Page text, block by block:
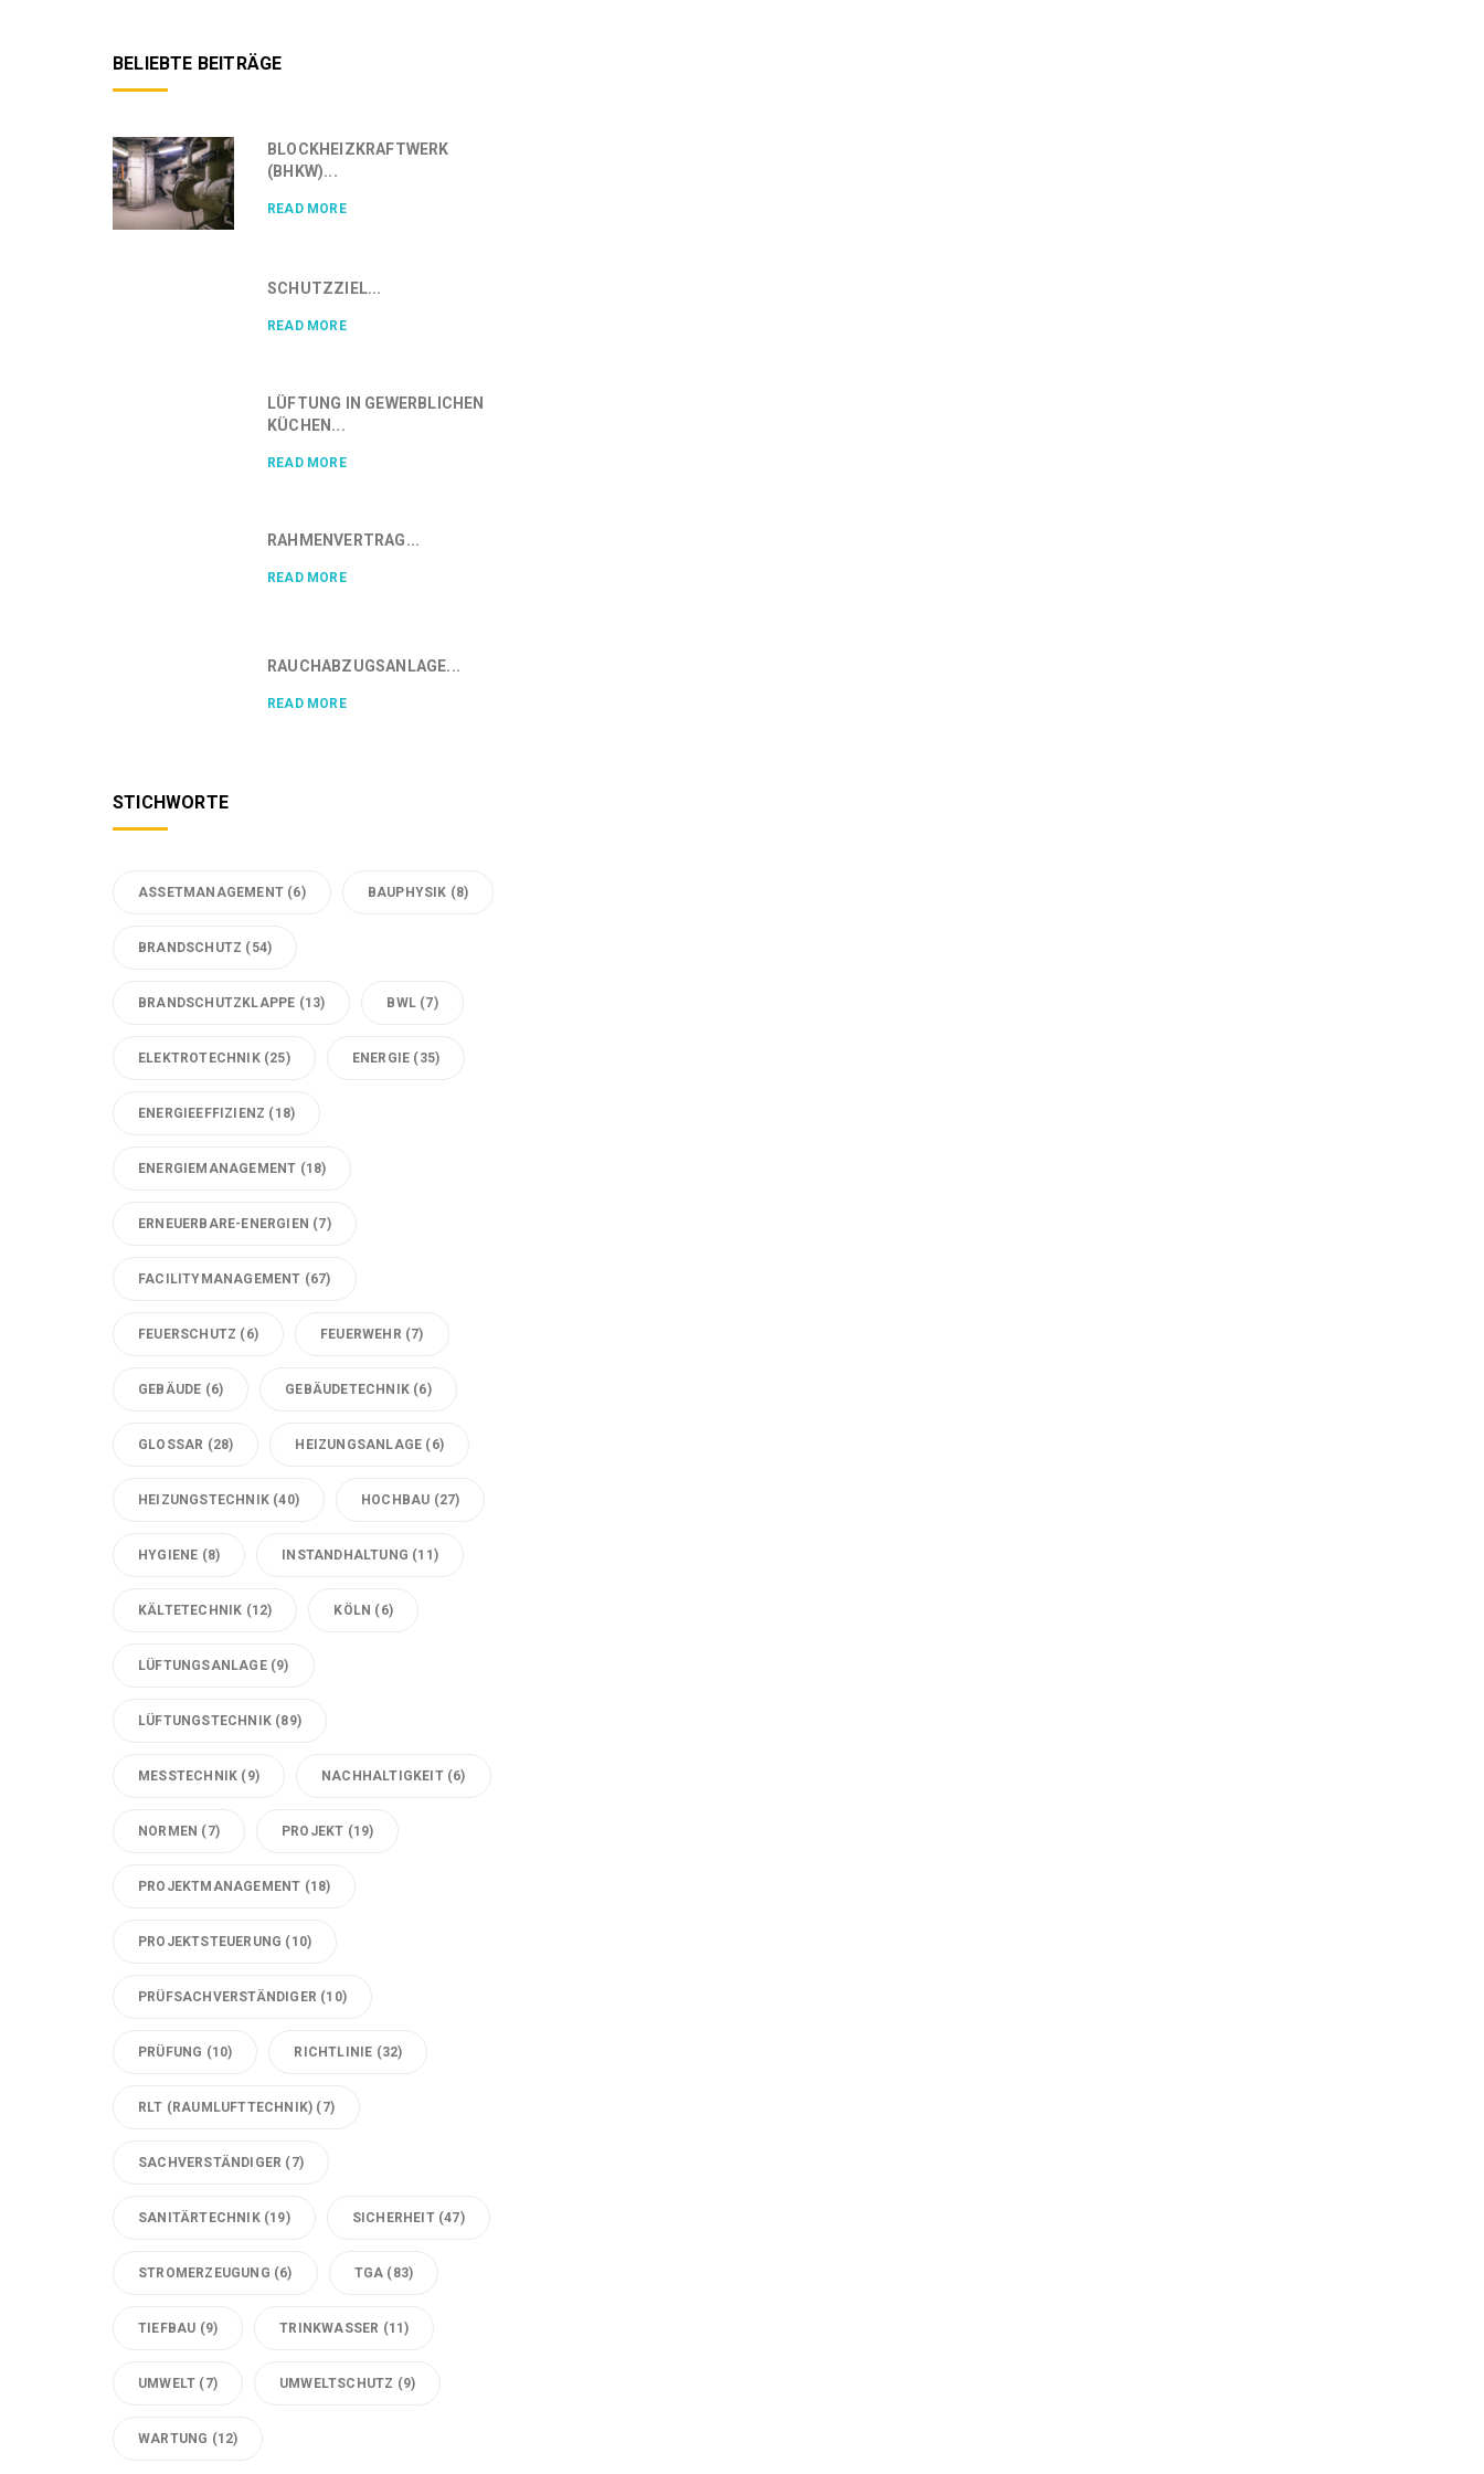
BELIEBTE BEITRÄGE
BLOCKHEIZKRAFTWERK
(BHKW)...
READ MORE
SCHUTZZIEL...
READ MORE
LÜFTUNG IN GEWERBLICHEN
KÜCHEN...
READ MORE
RAHMENVERTRAG...
READ MORE
RAUCHABZUGSANLAGE...
READ MORE
STICHWORTE
ASSETMANAGEMENT (6) BAUPHYSIK (8)
BRANDSCHUTZ (54)
BRANDSCHUTZKLAPPE (13) BWL (7)
ELEKTROTECHNIK(25) ENERGIE (35)
ENERGIEEFFIZIENZ (18)
ENERGIEMANAGEMENT (18)
ERNEUERBARE-ENERGIEN (7)
FACILITYMANAGEMENT (67)
FEUERSCHUTZ (6) FEUERWEHR (7)
GEBÄUDE (6) GEBÄUDETECHNIK (6)
GLOSSAR (28) HEIZUNGSANLAGE (6)
HEIZUNGSTECHNIK (40) HOCHBAU (27)
HYGIENE (8) INSTANDHALTUNG (11)
KÄLTETECHNIK (12) KÖLN (6)
LÜFTUNGSANLAGE(9)
LÜFTUNGSTECHNIK (89)
MESSTECHNIK (9) NACHHALTIGKEIT(6)
NORMEN (7) PROJEKT (19)
PROJEKTMANAGEMENT (18)
PROJEKTSTEUERUNG (10)
PRÜFSACHVERSTÄNDIGER (10)
PRÜFUNG (10) RICHTLINIE (32)
RLT (RAUMLUFTTECHNIK) (7)
SACHVERSTÄNDIGER (7)
SANITÄRTECHNIK(19) SICHERHEIT(47)
STROMERZEUGUNG (6) TGA (83)
TIEFBAU (9) TRINKWASSER (11)
UMWELT (7) UMWELTSCHUTZ (9)
WARTUNG (12)